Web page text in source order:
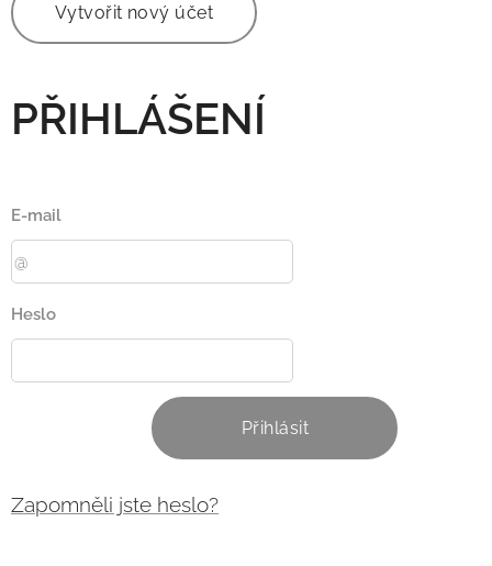
Vytvořit nový účet
PŘIHLÁŠENÍ
E-mail
Heslo
Přihlásit
Zapomněli jste heslo?